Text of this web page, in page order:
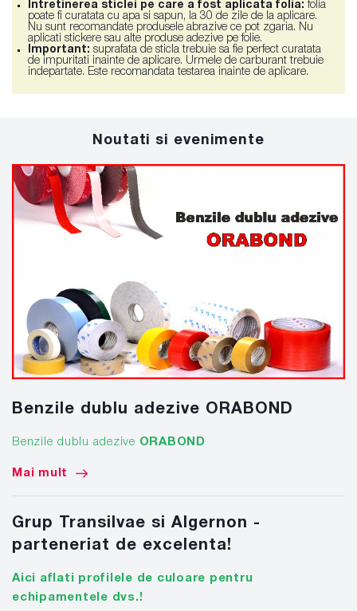
Intretinerea sticlei pe care a fost aplicata folia: folia
poate fi curatata cu apa si sapun, la 30 de zile de la aplicare.
Nu sunt recomandate produsele abrazive ce pot zgaria. Nu
aplicati stickere sau alte produse adezive pe folie.
Important: suprafata de sticla trebuie sa fie perfect curatata
de impuritati inainte de aplicare. Urmele de carburant trebuie
indepartate. Este recomandata testarea inainte de aplicare.
Noutati si evenimente
Benzile dublu adezive ORABOND
Benzile dublu adezive ORABOND
Mai mult
Grup Transilvae si Algernon -
parteneriat de excelenta!
Aici aflati profilele de culoare pentru
echipamentele dvs.!